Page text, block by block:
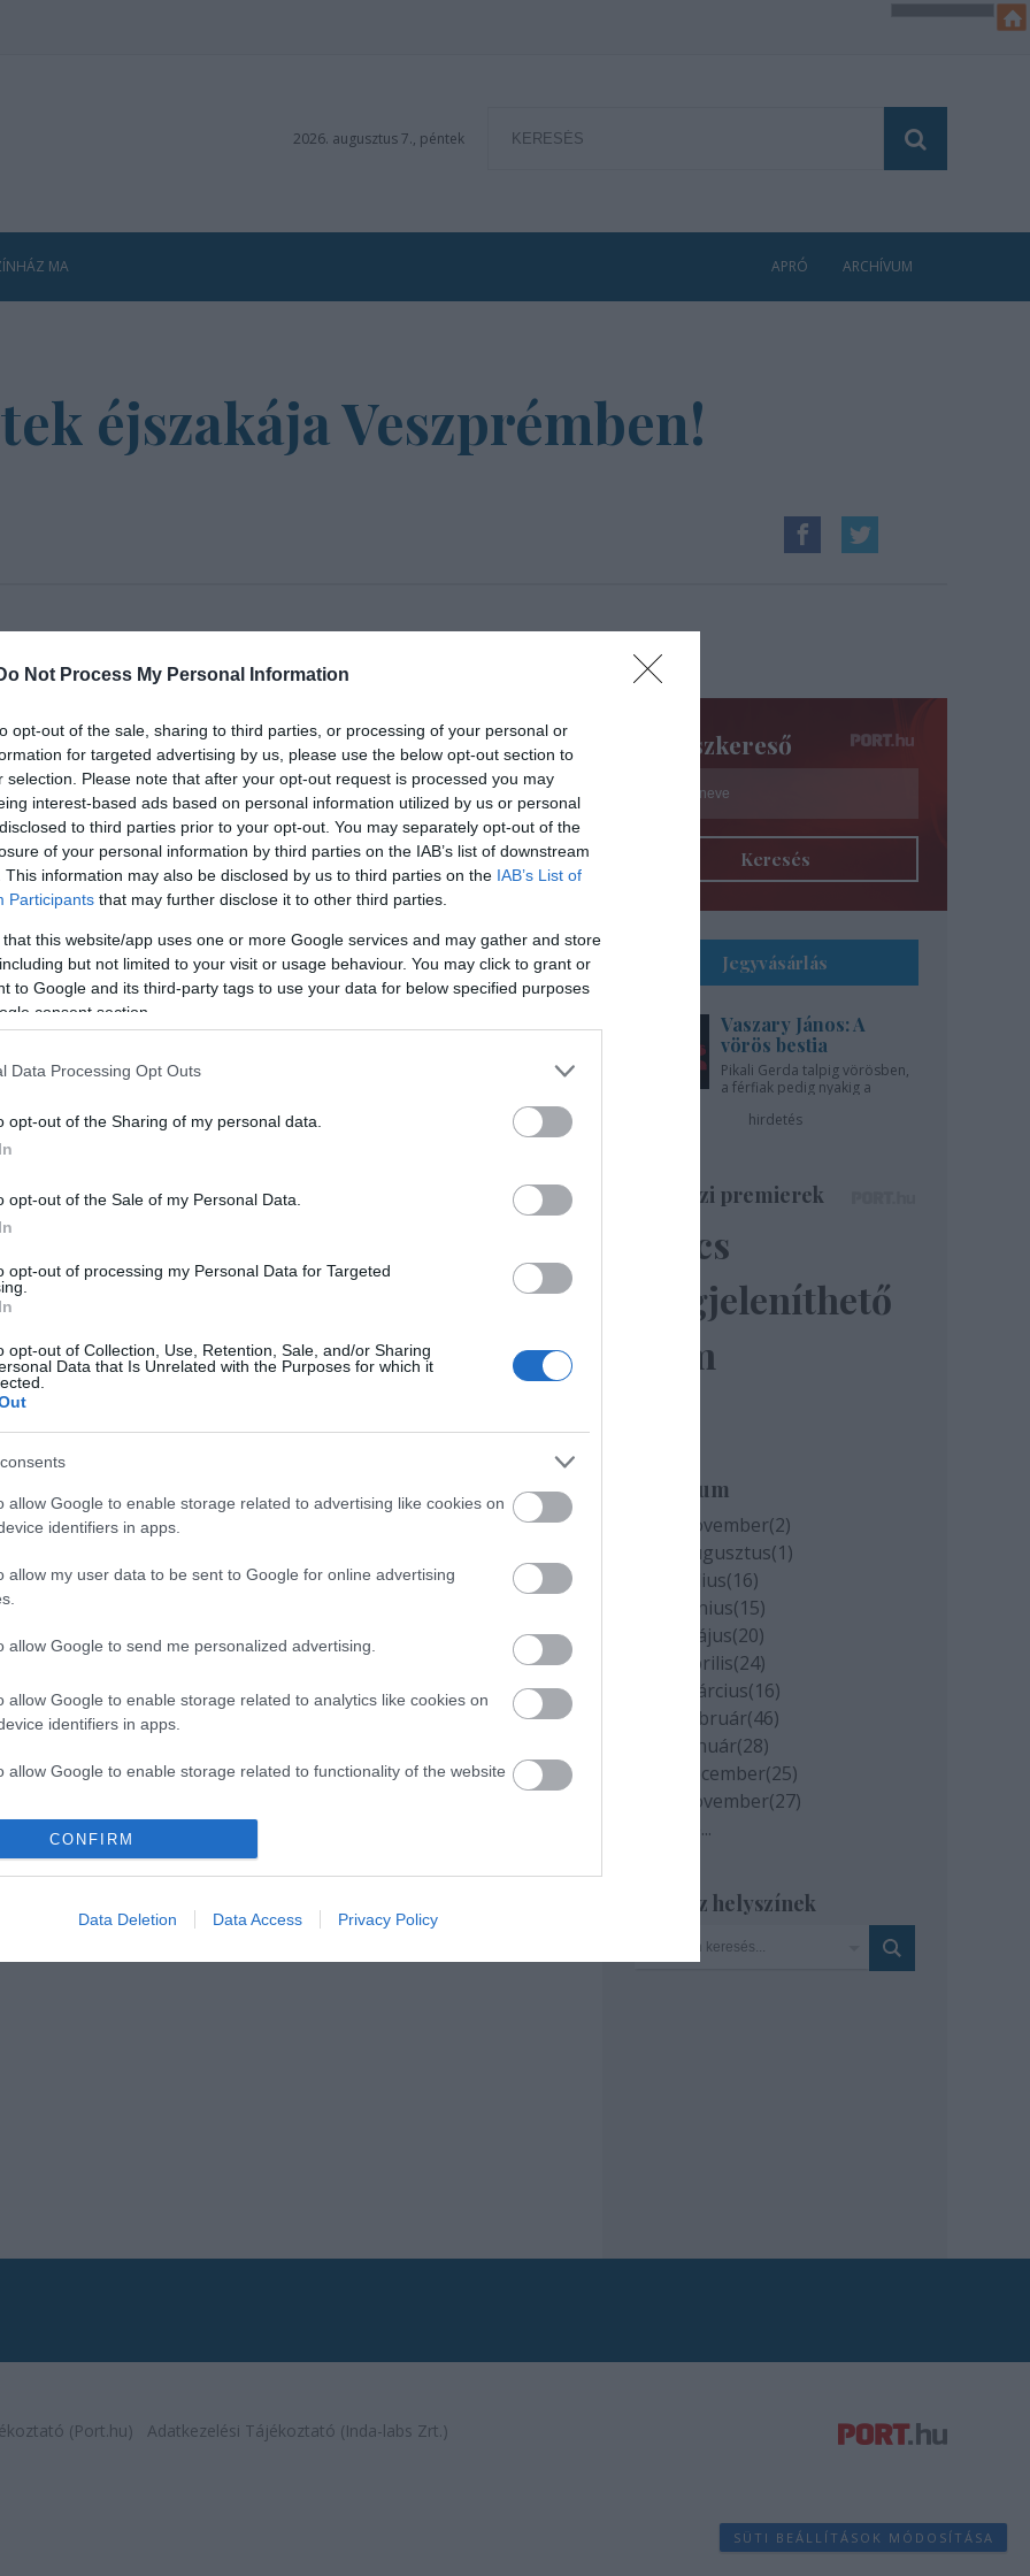
Not Process My Personal Information
opt-out of the sale, sharing to third parties, or processing of your personal or
for targeted advertising by us, please use the below opt-out section to
selection. Please note that after your opt-out request is processed you may
interest-based ads based on personal information utilized by us or personal
to third parties prior to your opt-out. You may separately opt-out of the
of your personal information by third parties on the IAB’s list of downstream
This information may also be disclosed by us to third parties on the IAB’s List of
Participants that may further disclose it to other third parties.
that this website/app uses one or more Google services and may gather and store
but not limited to your visit or usage behaviour. You may click to grant or
to Google and its third-party tags to use your data for below specified purposes
consent section.
Data Processing Opt Outs
opt-out of the Sharing of my personal data.
opt-out of the Sale of my Personal Data.
opt-out of processing my Personal Data for Targeted
opt-out of Collection, Use, Retention, Sale, and/or Sharing
Data that Is Unrelated with the Purposes for which it
allow Google to enable storage related to advertising like cookies on
identifiers in apps.
allow my user data to be sent to Google for online advertising
allow Google to send me personalized advertising.
allow Google to enable storage related to analytics like cookies on
identifiers in apps.
allow Google to enable storage related to functionality of the website
allow Google to enable storage related to personalization.
functionality and fraud prevention, and other user protection.
CONFIRM
Data Deletion Data Access Privacy Policy
2026. augusztus 7., péntek
MA APRÓ ARCHÍVUM
éjszakája Veszprémben!
éjszakáját a Veszprémi Petőfi Színház június
téren.
a társulat népszerű tagjai, zenél a Csopak
válthat minden korosztály bérletet a következő
gasztronómiai kínálat, finom italok, igazi utcabáli
Bérletek éjszakáján.
Forrás: Veszprémi Petőfi Színház
téri szabadtéri
A Centrál Színház új
jegyeit
tartalomnak minősülnek, értük aszolgáltatás technikaiüzemeltetője semmilyen
Színészkereső
Keresés
Jegyvásárlás
Vaszary János: A
vörös bestia
Pikali Gerda talpig vörösben,
a férfiak pedig nyakig a
hirdetés
Színházi premierek
Nincs
megjeleníthető
elem
Archívum
2020 november(2)
2020 augusztus(1)
2020 július(16)
2020 június(15)
2020 május(20)
2020 április(24)
2020 március(16)
2020 február(46)
2020 január(28)
2019 december(25)
2019 november(27)
...
Szinház helyszínek
(Port.hu) Adatkezelési Tájékoztató (Inda-labs Zrt.)
SÜTI BEÁLLÍTÁSOK MÓDOSÍTÁSA